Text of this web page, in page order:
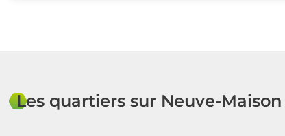
Les quartiers sur Neuve-Maison